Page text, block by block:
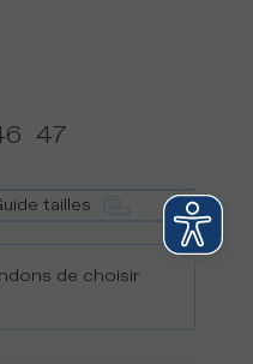
47
tailles
de choisir